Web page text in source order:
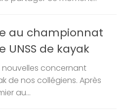
au championnat
UNSS de kayak
nouvelles concernant
de nos collégiens. Après
au...